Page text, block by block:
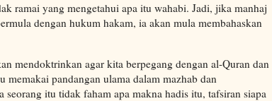
ramai yang mengetahui apa itu wahabi. Jadi, jika manhaj
dengan hukum hakam, ia akan mula membahaskan
mendoktrinkan agar kita berpegang dengan al-Quran dan
memakai pandangan ulama dalam mazhab dan
seorang itu tidak faham apa makna hadis itu, tafsiran siapa